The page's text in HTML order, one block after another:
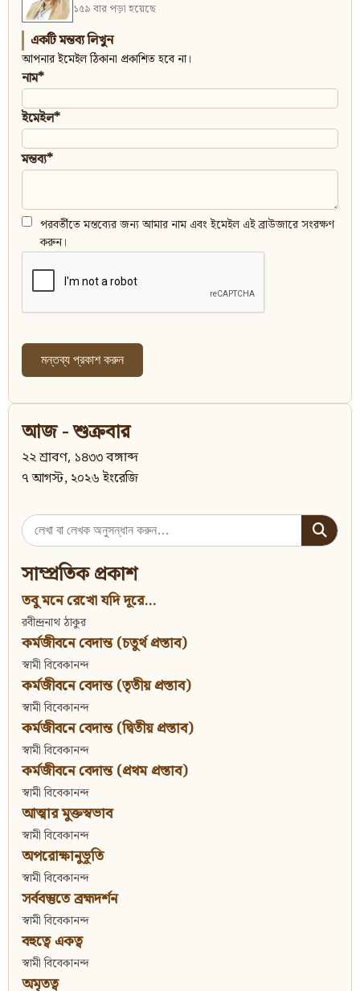
১৫৯ বার পড়া হয়েছে
একটি মন্তব্য লিখুন
আপনার ইমেইল ঠিকানা প্রকাশিত হবে না।
নাম*
ইমেইল*
মন্তব্য*
পরবর্তীতে মন্তব্যের জন্য আমার নাম এবং ইমেইল এই ব্রাউজারে সংরক্ষণ
করুন।
আজ - শুক্রবার
২২ শ্রাবণ, ১৪৩৩ বঙ্গাব্দ
৭ আগস্ট, ২০২৬ ইংরেজি
Search
for:
সাম্প্রতিক প্রকাশ
তবু মনে রেখো যদি দূরে...
রবীন্দ্রনাথ ঠাকুর
কর্মজীবনে বেদান্ত (চতুর্থ প্রস্তাব)
স্বামী বিবেকানন্দ
কর্মজীবনে বেদান্ত (তৃতীয় প্রস্তাব)
স্বামী বিবেকানন্দ
কর্মজীবনে বেদান্ত (দ্বিতীয় প্রস্তাব)
স্বামী বিবেকানন্দ
কর্মজীবনে বেদান্ত (প্রথম প্রস্তাব)
স্বামী বিবেকানন্দ
আত্মার মুক্তস্বভাব
স্বামী বিবেকানন্দ
অপরোক্ষানুভূতি
স্বামী বিবেকানন্দ
সর্ববস্তুতে ব্রহ্মদর্শন
স্বামী বিবেকানন্দ
বহুত্বে একত্ব
স্বামী বিবেকানন্দ
অমৃতত্ব